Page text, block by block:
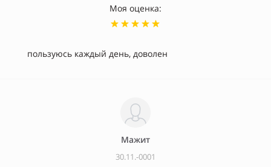
Моя оценка:
пользуюсь каждый день, доволен
Мажит
30.11.-0001